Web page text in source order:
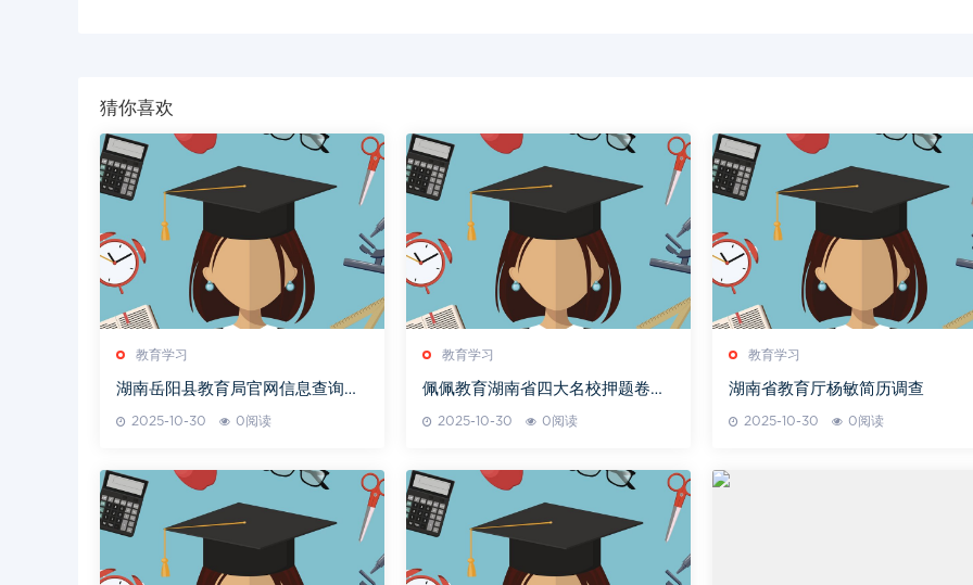
猜你喜欢
教育学习
湖南岳阳县教育局官网信息查询便
2025-10-30 0阅读
教育学习
佩佩教育湖南省四大名校押题卷备
2025-10-30 0阅读
教育学习
湖南省教育厅杨敏简历调查
2025-10-30 0阅读